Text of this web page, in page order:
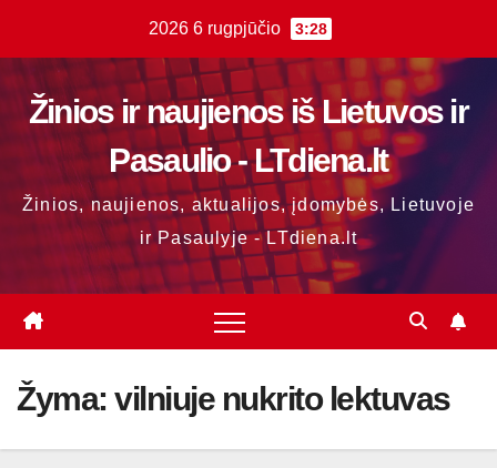
content
2026 6 rugpjūčio 3:28
Žinios ir naujienos iš Lietuvos ir
Pasaulio - LTdiena.lt
Žinios, naujienos, aktualijos, įdomybės, Lietuvoje
ir Pasaulyje - LTdiena.lt
Žyma: vilniuje nukrito lektuvas